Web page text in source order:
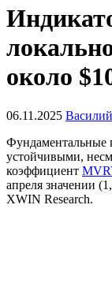
около
06.11.2025
Фундаментальные
устойчивыми,
коэффициент
апреля значении
XWIN Research.